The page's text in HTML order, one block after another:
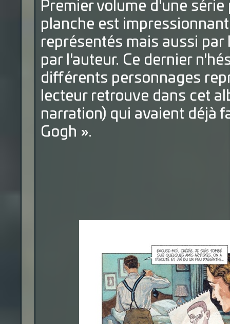
Premier volume d'une
planche est
représentés mais aussi
par l'auteur. Ce dernier
différents personnages
lecteur retrouve dans cet
narration) qui avaient déjà
Gogh ».